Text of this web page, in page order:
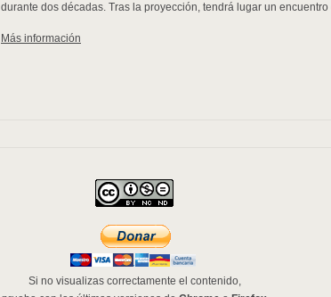
durante dos décadas. Tras la proyección, tendrá lugar un encuentro
Más información
Si no visualizas correctamente el contenido,